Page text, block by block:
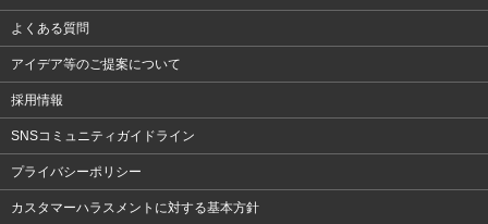
よくある質問
アイデア等のご提案について
採用情報
SNSコミュニティガイドライン
プライバシーポリシー
カスタマーハラスメントに対する基本方針